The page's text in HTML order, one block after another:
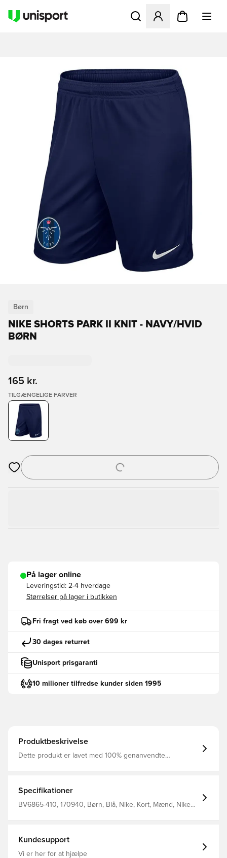
Åbner en Modal til at
Børn
NIKE SHORTS PARK II KNIT - NAVY/HVID
BØRN
165 kr.
TILGÆNGELIGE FARVER
Åbner en Modal til at logge ind eller tilmelde dig som medlem
På lager online
Leveringstid: 2-4 hverdage
Størrelser på lager i butikken
Fri fragt ved køb over 699 kr
30 dages returret
Unisport prisgaranti
10 milioner tilfredse kunder siden 1995
Produktbeskrivelse
Dette produkt er lavet med 100% genanvendte
underbuks, og har en elastik i livet så de kan justeres.
Lavet i 100 % polyester. Personaliser produktet med to
bogstaver eller to tal. Perfekt til initialer eller nummer.
Specifikationer
BV6865-410, 170940, Børn, Blå, Nike, Kort, Mænd, Nike
Kundesupport
Vi er her for at hjælpe